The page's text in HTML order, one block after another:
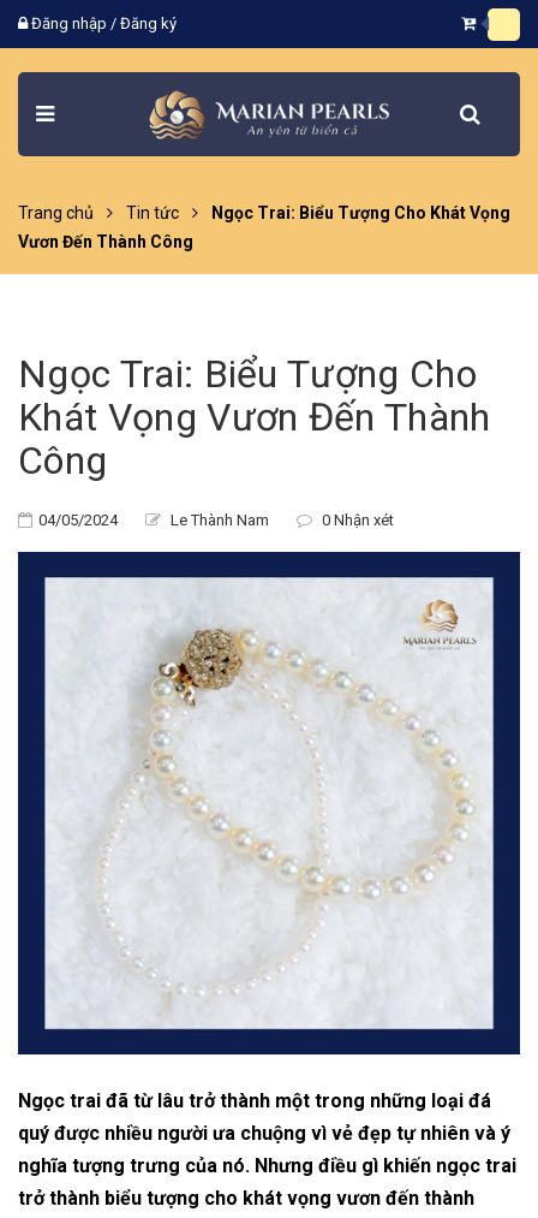
Đăng nhập / Đăng ký
Trang chủ Tin tức
Ngọc Trai: Biểu Tượng Cho Khát Vọng
Vươn Đến Thành Công
Ngọc Trai: Biểu Tượng Cho
Khát Vọng Vươn Đến Thành
Công
04/05/2024 Le Thành Nam 0 Nhận xét
Ngọc trai đã từ lâu trở thành một trong những loại đá
quý được nhiều người ưa chuộng vì vẻ đẹp tự nhiên và ý
nghĩa tượng trưng của nó. Nhưng điều gì khiến ngọc trai
trở thành biểu tượng cho khát vọng vươn đến thành